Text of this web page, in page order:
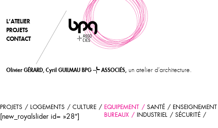
L’ATELIER
PROJETS
CONTACT
Olivier GÉRARD, Cyril GUILMAU BPG ASSOCIÉS, un atelier d’architecture.
PROJETS LOGEMENTS CULTURE
EQUIPEMENT
BUREAUX
INDUSTRIEL SÉCURITÉ
SANTÉ ENSEIGNEMENT
[new_royalslider id= »28″]